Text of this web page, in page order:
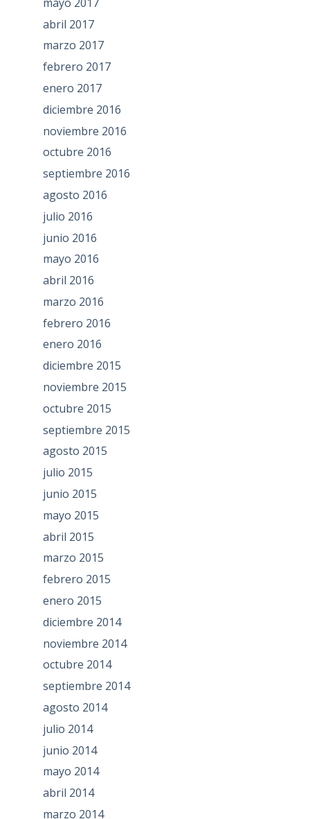
abril 2017
marzo 2017
febrero 2017
enero 2017
diciembre 2016
noviembre 2016
octubre 2016
septiembre 2016
agosto 2016
julio 2016
junio 2016
mayo 2016
abril 2016
marzo 2016
febrero 2016
enero 2016
diciembre 2015
noviembre 2015
octubre 2015
septiembre 2015
agosto 2015
julio 2015
junio 2015
mayo 2015
abril 2015
marzo 2015
febrero 2015
enero 2015
diciembre 2014
noviembre 2014
octubre 2014
septiembre 2014
agosto 2014
julio 2014
junio 2014
mayo 2014
abril 2014
marzo 2014